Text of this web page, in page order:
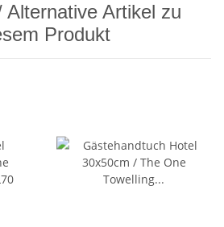
Alternative Artikel zu
Produkt